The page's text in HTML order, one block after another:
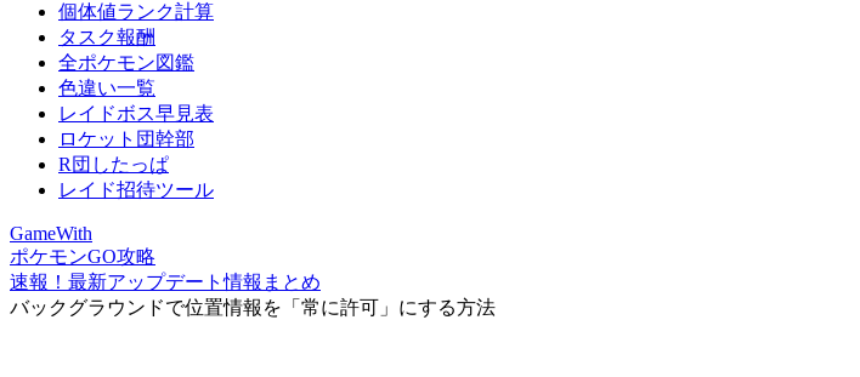
個体値ランク計算
タスク報酬
全ポケモン図鑑
色違い一覧
レイドボス早見表
ロケット団幹部
R団したっぱ
レイド招待ツール
GameWith
ポケモンGO攻略
速報！最新アップデート情報まとめ
バックグラウンドで位置情報を「常に許可」にする方法